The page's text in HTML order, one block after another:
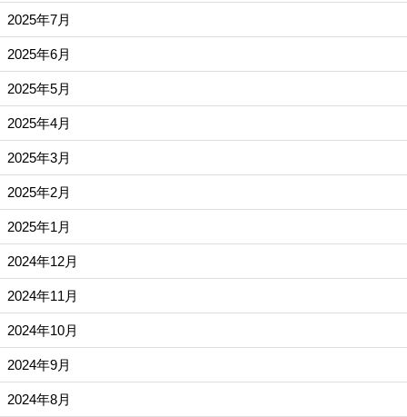
2025年7月
2025年6月
2025年5月
2025年4月
2025年3月
2025年2月
2025年1月
2024年12月
2024年11月
2024年10月
2024年9月
2024年8月